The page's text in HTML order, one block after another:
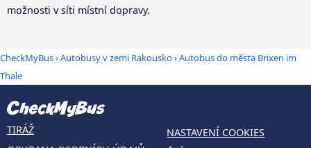
možnosti v síti místní dopravy.
CheckMyBus›Autobusy v zemi Rakousko› Autobus do města Brixen im
Thale
TIRÁŽ
NASTAVENÍ COOKIES